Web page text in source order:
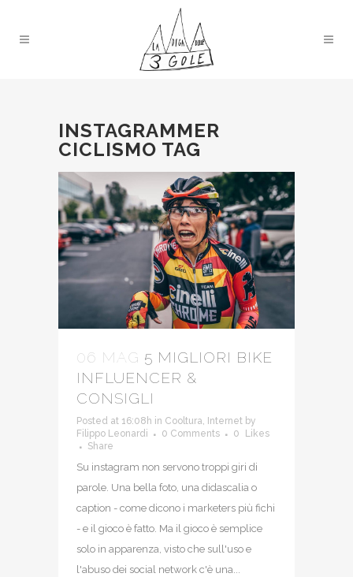
INSTAGRAMMER
CICLISMO TAG
06 MAG 5 MIGLIORI BIKE
INFLUENCER &
CONSIGLI
Posted at 16:08h in Cooltura, Internet by
Filippo Leonardi
0 Comments 0
Likes
Share
Su instagram non servono troppi giri di
parole. Una bella foto, una didascalia o
caption - come dicono i marketers più fichi
- e il gioco è fatto. Ma il gioco è semplice
solo in apparenza, visto che sull'uso e
l'abuso dei social network c'è una...